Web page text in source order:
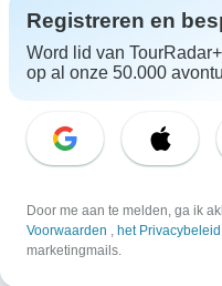
Hulp
Neem contact met ons op
E-mail:
Taal selecteren
Copyright © TourRadar. Alle
Juridische kennisgeving
Registreren en
Word lid van
op al onze 50.000
Door me aan te melden, ga ik
Voorwaarden , het Privacybeleid
marketingmails.